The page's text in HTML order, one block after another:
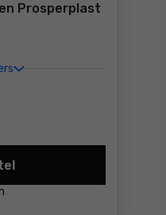
Prosperplast
CAGE - bosgroen